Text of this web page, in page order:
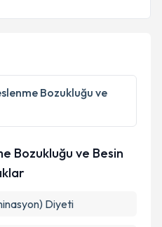
Bozukluğu ve
Bozukluğu ve Besin
Diyeti